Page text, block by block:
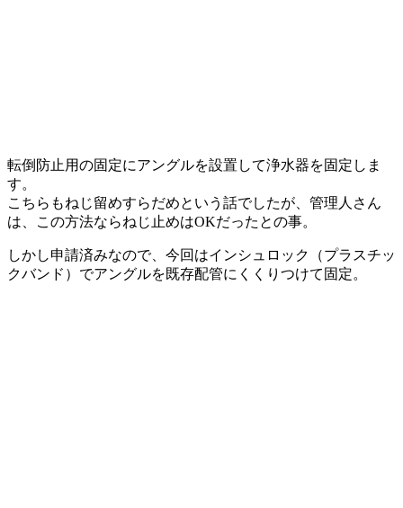
転倒防止用の固定にアングルを設置して浄水器を固定しま
す。
こちらもねじ留めすらだめという話でしたが、管理人さん
は、この方法ならねじ止めはOKだったとの事。
しかし申請済みなので、今回はインシュロック（プラスチッ
クバンド）でアングルを既存配管にくくりつけて固定。